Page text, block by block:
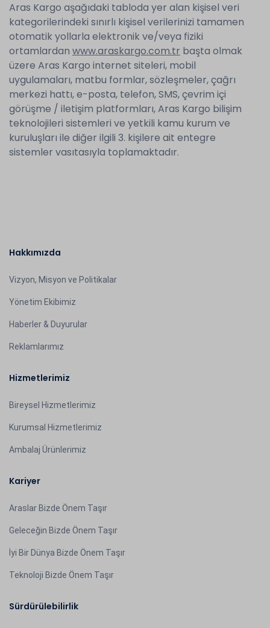
Aras Kargo aşağıdaki tabloda yer alan kişisel veri
kategorilerindeki sınırlı kişisel verilerinizi tamamen
otomatik yollarla elektronik ve/veya fiziki
ortamlardan www.araskargo.com.tr başta olmak
üzere Aras Kargo internet siteleri, mobil
uygulamaları, matbu formlar, sözleşmeler, çağrı
merkezi hattı, e-posta, telefon, SMS, çevrim içi
görüşme / iletişim platformları, Aras Kargo bilişim
teknolojileri sistemleri ve yetkili kamu kurum ve
kuruluşları ile diğer ilgili 3. kişilere ait entegre
sistemler vasıtasıyla toplamaktadır.
Hakkımızda
Vizyon, Misyon ve Politikalar
Yönetim Ekibimiz
Haberler & Duyurular
Reklamlarımız
Hizmetlerimiz
Bireysel Hizmetlerimiz
Kurumsal Hizmetlerimiz
Ambalaj Ürünlerimiz
Kariyer
Araslar Bizde Önem Taşır
Geleceğin Bizde Önem Taşır
İyi Bir Dünya Bizde Önem Taşır
Teknoloji Bizde Önem Taşır
Sürdürülebilirlik